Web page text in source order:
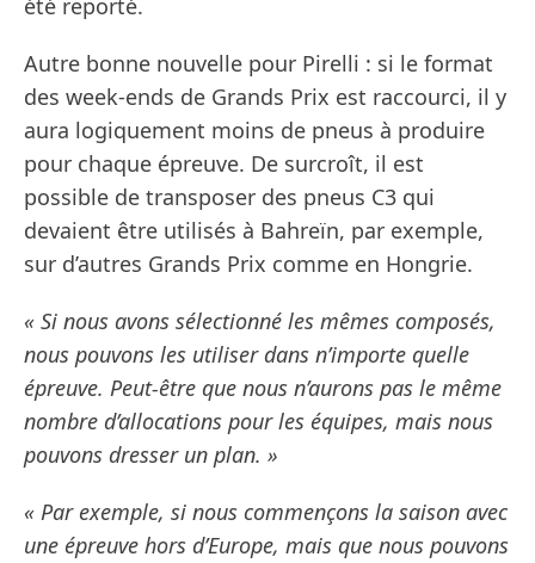
été reporté.
Autre bonne nouvelle pour Pirelli : si le format
des week-ends de Grands Prix est raccourci, il y
aura logiquement moins de pneus à produire
pour chaque épreuve. De surcroît, il est
possible de transposer des pneus C3 qui
devaient être utilisés à Bahreïn, par exemple,
sur d’autres Grands Prix comme en Hongrie.
« Si nous avons sélectionné les mêmes composés,
nous pouvons les utiliser dans n’importe quelle
épreuve. Peut-être que nous n’aurons pas le même
nombre d’allocations pour les équipes, mais nous
pouvons dresser un plan. »
« Par exemple, si nous commençons la saison avec
une épreuve hors d’Europe, mais que nous pouvons